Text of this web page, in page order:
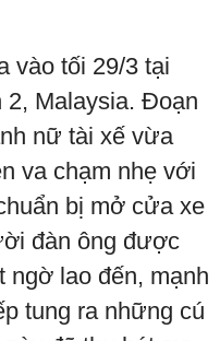
vào tối 29/3 tại
2, Malaysia. Đoạn
nữ tài xế vừa
va chạm nhẹ với
bị mở cửa xe
đàn ông được
ngờ lao đến, mạnh
tung ra những cú